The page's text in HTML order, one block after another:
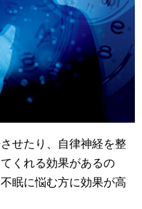
せたり、自律神経を整
くれる効果があるの
眠に悩む方に効果が高